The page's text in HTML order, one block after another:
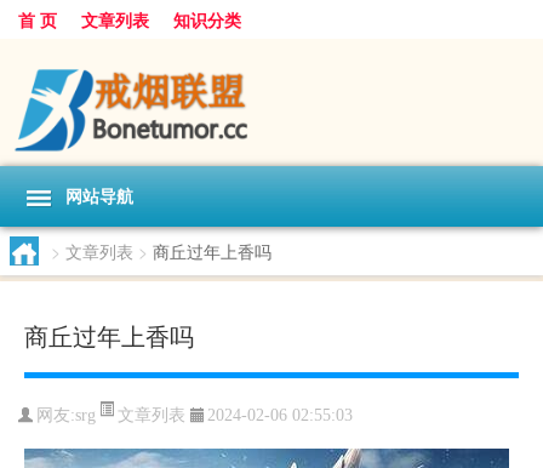
首 页 文章列表 知识分类
网站导航
> 文章列表 > 商丘过年上香吗
商丘过年上香吗
网友:srg 文章列表 2024-02-06 02:55:03